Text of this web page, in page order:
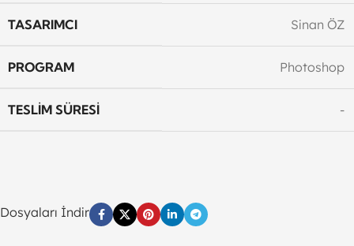
TASARIMCI Sinan ÖZ
PROGRAM Photoshop
TESLIM SÜRESI -
Dosyaları İndir